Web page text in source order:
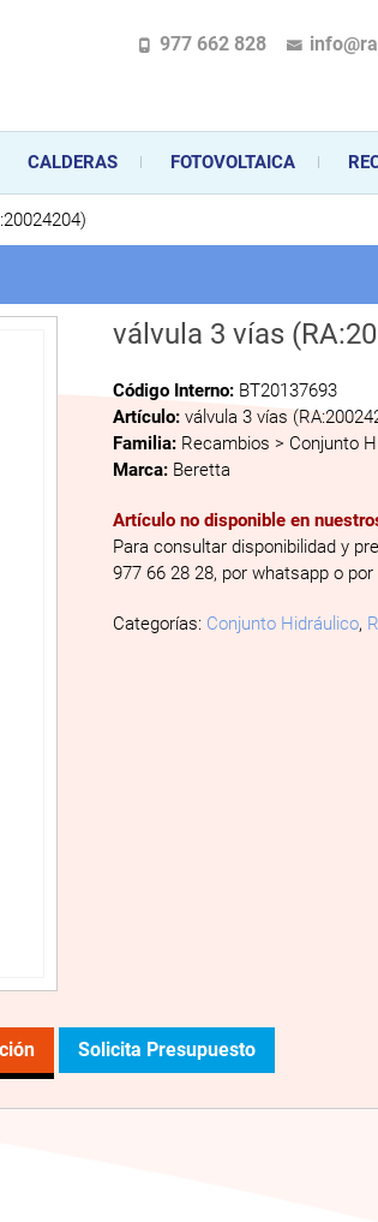
comercialización y mantenimiento de gas y
o electrodomésticos, desde el asesoramiento
977 662 828
CALDERAS FOTOVOLTAICA
válvula 3 vías
Código Interno: BT20137693
Artículo:válvula 3 vías
Familia: Recambios > Conjunto
Marca: Beretta
Artículo no disponible en
Para consultar disponibilidad y
977 66 28 28, por whatsapp o
Categorías: Conjunto Hidráulico,
Solicita Presupuesto